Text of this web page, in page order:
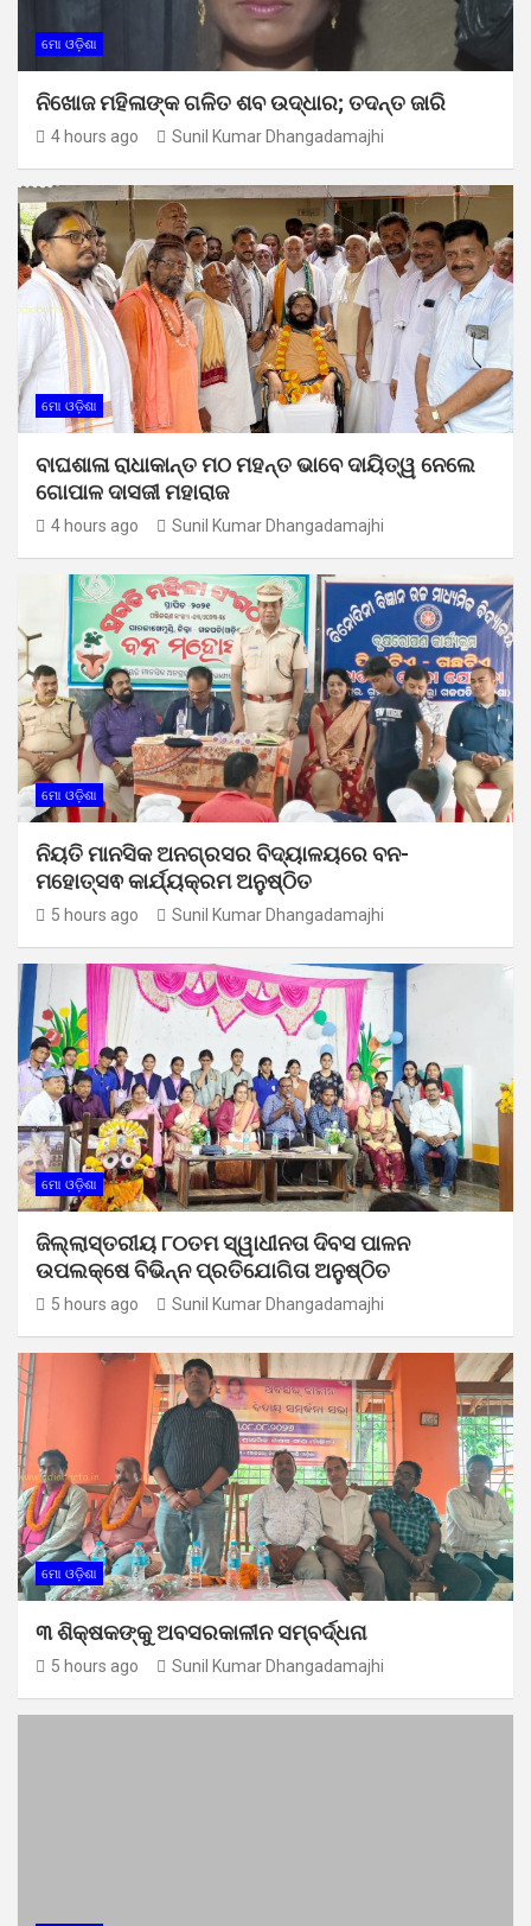
ମୋ ଓଡ଼ିଶା
ନିଖୋଜ ମହିଳାଙ୍କ ଗଳିତ ଶବ ଉଦ୍ଧାର; ତଦନ୍ତ ଜାରି
4 hours ago Sunil Kumar Dhangadamajhi
ମୋ ଓଡ଼ିଶା
ବାଘଶାଳା ରାଧାକାନ୍ତ ମଠ ମହନ୍ତ ଭାବେ ଦାୟିତ୍ୱ ନେଲେ
ଗୋପାଳ ଦାସଜୀ ମହାରାଜ
4 hours ago Sunil Kumar Dhangadamajhi
ମୋ ଓଡ଼ିଶା
ନିୟତି ମାନସିକ ଅନଗ୍ରସର ବିଦ୍ୟାଳୟରେ ବନ-
ମହୋତ୍ସଵ କାର୍ଯ୍ୟକ୍ରମ ଅନୁଷ୍ଠିତ
5 hours ago Sunil Kumar Dhangadamajhi
ମୋ ଓଡ଼ିଶା
ଜିଲ୍ଲାସ୍ତରୀୟ ୮୦ତମ ସ୍ୱାଧୀନତା ଦିବସ ପାଳନ
ଉପଲକ୍ଷେ ବିଭିନ୍ନ ପ୍ରତିଯୋଗିତା ଅନୁଷ୍ଠିତ
5 hours ago Sunil Kumar Dhangadamajhi
ମୋ ଓଡ଼ିଶା
୩ ଶିକ୍ଷକଙ୍କୁ ଅବସରକାଳୀନ ସମ୍ବର୍ଦ୍ଧନା
5 hours ago Sunil Kumar Dhangadamajhi